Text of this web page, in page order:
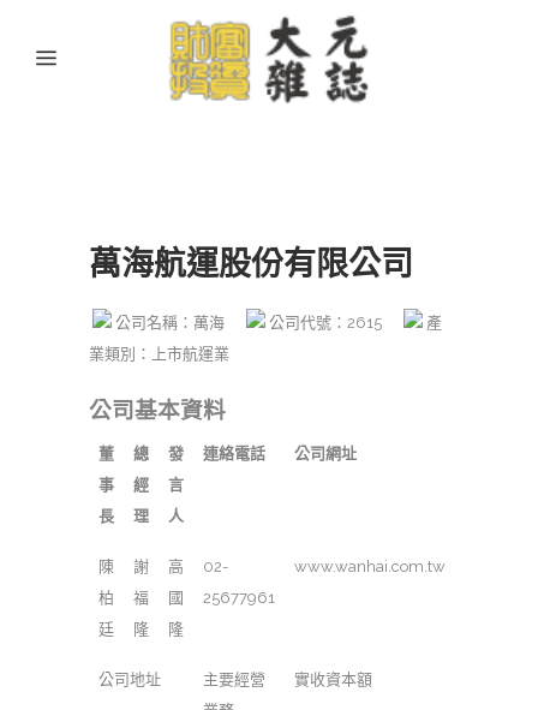
萬海航運股份有限公司
公司名稱：萬海 公司代號：2615
產
業類別：上市航運業
公司基本資料
董
事
長
總
經
理
發
言
人
連絡電話 公司網址
陳
柏
廷
謝
福
隆
高
國
隆
02-
25677961
www.wanhai.com.tw
公司地址
主要經營
實收資本額